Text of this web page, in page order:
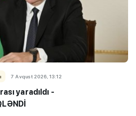
7 Avqust 2026, 13:12
yaradıldı -